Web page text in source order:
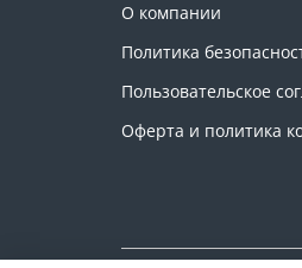
О компании
Политика
Пользовательское
Оферта и политика